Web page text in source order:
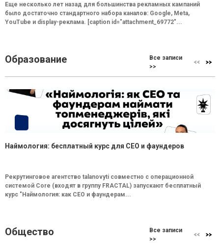
Еще несколько лет назад для большинства рекламных кампаний
было достаточно стандартного набора каналов: Google, Meta,
YouTube и display-реклама. [caption id="attachment_69772"...
Образование
Все записи
>>
Наймология: бесплатный курс для CEO и фаундеров
Рекрутинговое агентство talanovyti совместно с операционной
системой Core (входят в группу FRACTAL) запускают бесплатный
курс "Наймология: как СEO и фаундерам...
Общество
Все записи
>>